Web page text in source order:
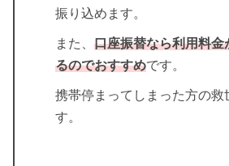
振り込めます。
また、 口座振替なら利用料金
るのでおすすめです。
携帯停まってしまった方の救
す。